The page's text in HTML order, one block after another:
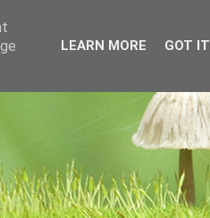
LEARN MORE GOT IT